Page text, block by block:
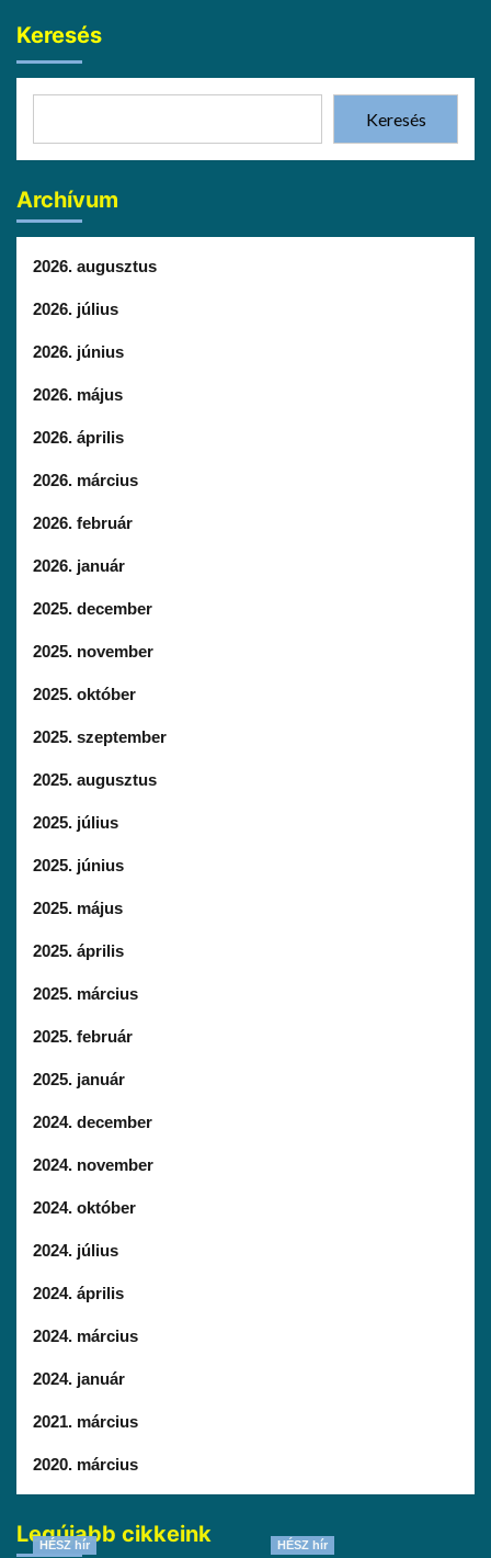
Keresés
Keresés
Archívum
2026. augusztus
2026. július
2026. június
2026. május
2026. április
2026. március
2026. február
2026. január
2025. december
2025. november
2025. október
2025. szeptember
2025. augusztus
2025. július
2025. június
2025. május
2025. április
2025. március
2025. február
2025. január
2024. december
2024. november
2024. október
2024. július
2024. április
2024. március
2024. január
2021. március
2020. március
Legújabb cikkeink
HÉSZ hír HÉSZ hír